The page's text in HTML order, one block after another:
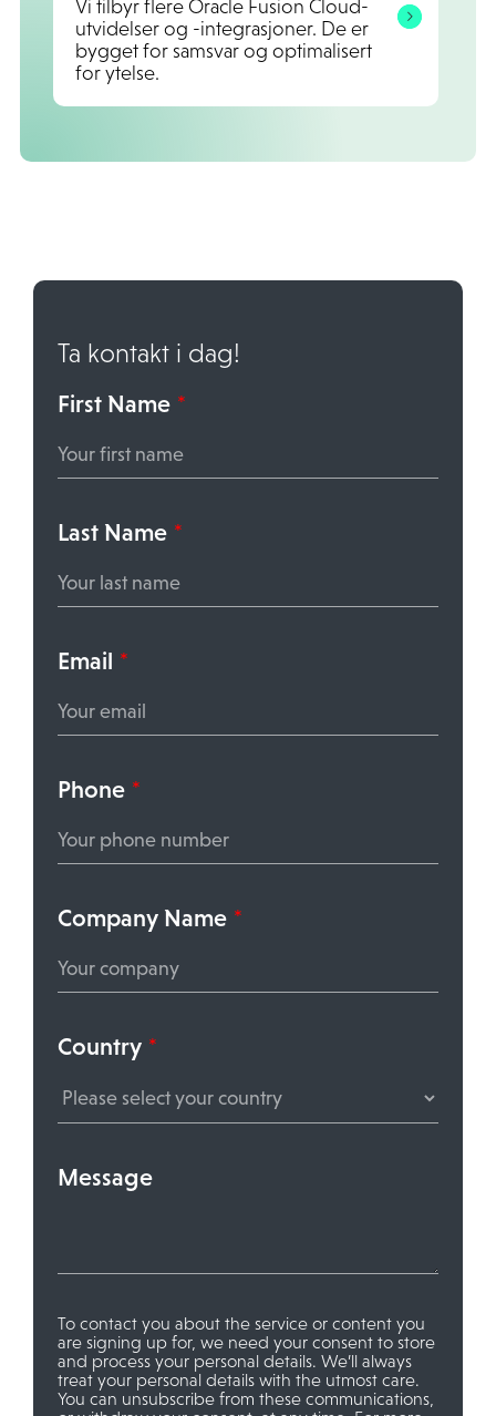
Vi tilbyr flere Oracle Fusion Cloud-
utvidelser og -integrasjoner. De er
bygget for samsvar og optimalisert
for ytelse.
Ta kontakt i dag!
First Name *
Last Name *
Email *
Phone *
Company Name *
Country *
Message
To contact you about the service or content you
are signing up for, we need your consent to store
and process your personal details. We’ll always
treat your personal details with the utmost care.
You can unsubscribe from these communications,